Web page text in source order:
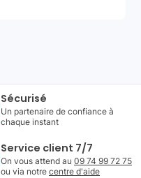
Sécurisé
Un partenaire de confiance à
chaque instant
Service client 7/7
On vous attend au 09 74 99 72 75
ou via notre centre d'aide